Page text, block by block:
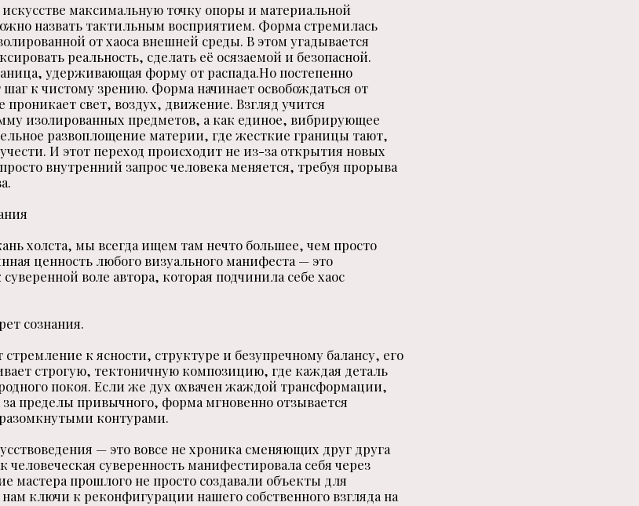
максимальную точку опоры и материальной
назвать тактильным восприятием. Форма стремилась
от хаоса внешней среды. В этом угадывается
реальность, сделать её осязаемой и безопасной.
удерживающая форму от распада.Но постепенно
к чистому зрению. Форма начинает освобождаться от
свет, воздух, движение. Взгляд учится
изолированных предметов, а как единое, вибрирующее
развоплощение материи, где жесткие границы тают,
И этот переход происходит не из-за открытия новых
внутренний запрос человека меняется, требуя прорыва
холста, мы всегда ищем там нечто большее, чем просто
ценность любого визуального манифеста — это
воле автора, которая подчинила себе хаос
сознания.
к ясности, структуре и безупречному балансу, его
строгую, тектоничную композицию, где каждая деталь
покоя. Если же дух охвачен жаждой трансформации,
пределы привычного, форма мгновенно отзывается
контурами.
— это вовсе не хроника сменяющих друг друга
человеческая суверенность манифестировала себя через
мастера прошлого не просто создавали объекты для
ключи к реконфигурации нашего собственного взгляда на